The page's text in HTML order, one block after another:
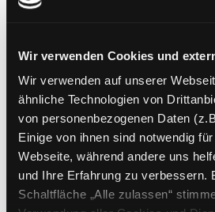
Wir verwenden Cookies und
Wir verwenden auf unserer
ähnliche Technologien von
von personenbezogenen Daten
Einige von ihnen sind notwendig
Webseite, während andere uns
und Ihre Erfahrung zu verbessern.
Schaltfläche „Alle zulassen“
Exemplar-Details
Mediengruppe:
Deutsch - 1./2.
Verfasser:Müller,
Jahr:2025
Verlag:
Übergeordnetes